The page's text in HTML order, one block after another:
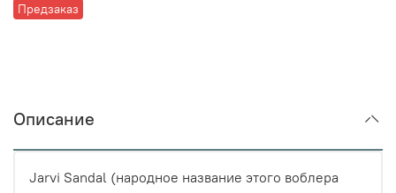
Предзаказ
Описание
Jarvi Sandal (народное название этого воблера